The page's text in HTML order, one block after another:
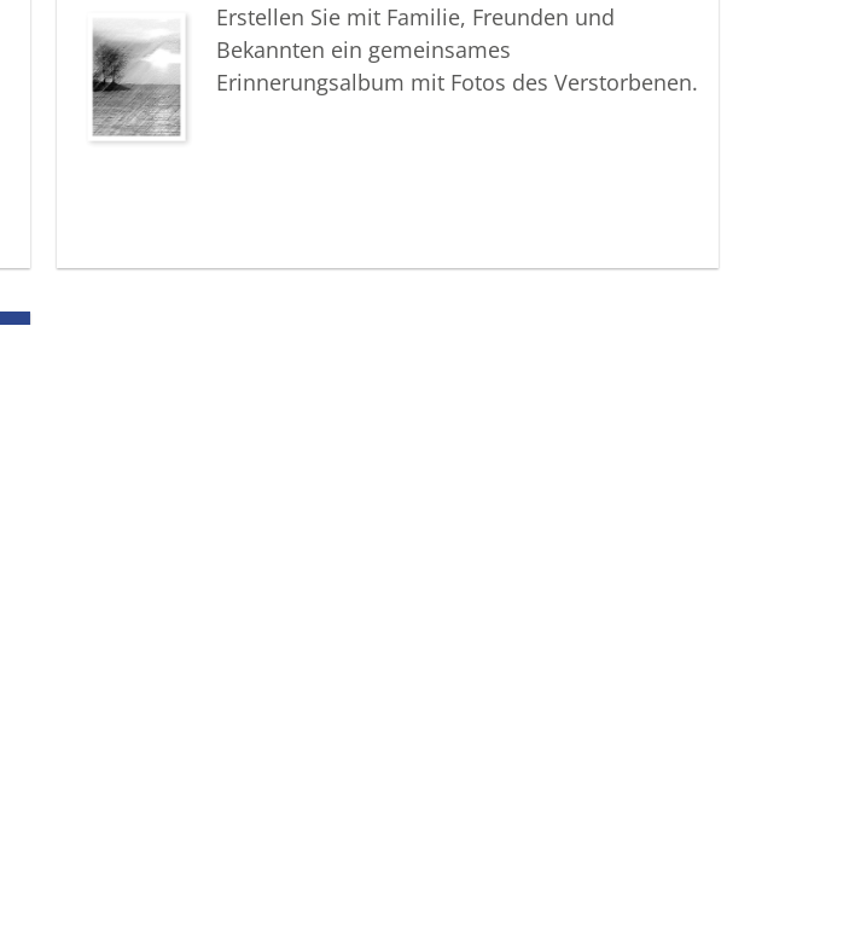
Ihr Bestattungshaus "Friede" DUCHENE GmbH
Erstellen Sie mit Familie, Freunden und
Bekannten ein gemeinsames
Erinnerungsalbum mit Fotos des Verstorbenen.